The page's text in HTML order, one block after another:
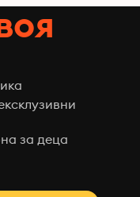
за деца